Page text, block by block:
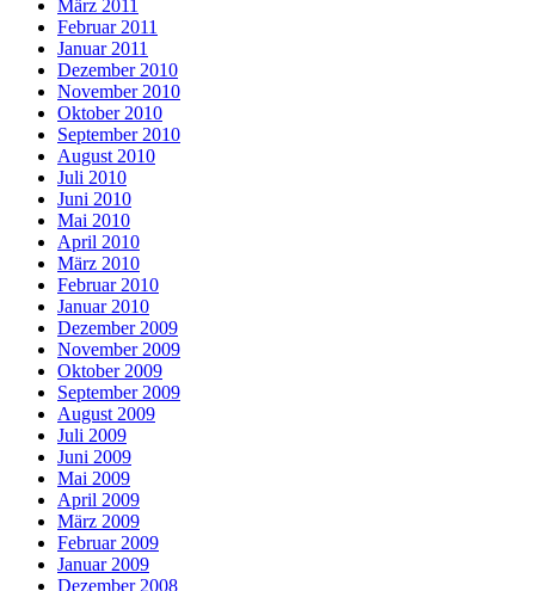
März 2011
Februar 2011
Januar 2011
Dezember 2010
November 2010
Oktober 2010
September 2010
August 2010
Juli 2010
Juni 2010
Mai 2010
April 2010
März 2010
Februar 2010
Januar 2010
Dezember 2009
November 2009
Oktober 2009
September 2009
August 2009
Juli 2009
Juni 2009
Mai 2009
April 2009
März 2009
Februar 2009
Januar 2009
Dezember 2008